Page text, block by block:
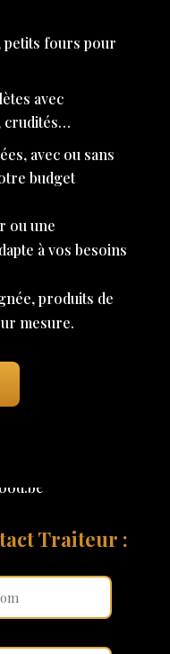
petits fours pour
avec
crudités…
avec ou sans
budget
ou une
à vos besoins
produits de
mesure.
Traiteur :